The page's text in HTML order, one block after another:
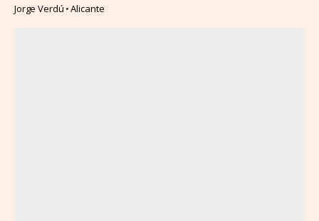
Jorge Verdú Alicante